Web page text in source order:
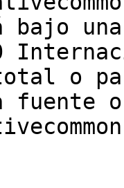
o
fuente